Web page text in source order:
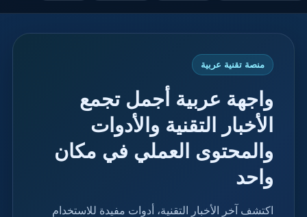
منصة تقنية عربية
واجهة عربية أجمل تجمع
الأخبار التقنية والأدوات
والمحتوى العملي في مكان
واحد
اكتشف آخر الأخبار التقنية، أدوات مفيدة للاستخدام